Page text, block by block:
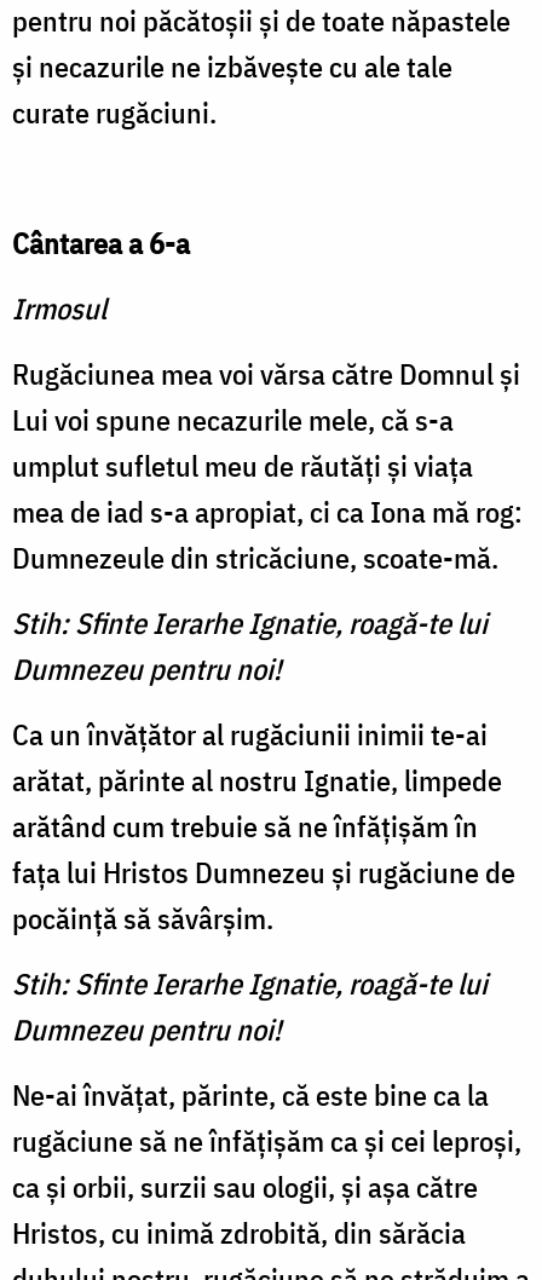
pentru noi păcătoșii și de toate năpastele
și necazurile ne izbăvește cu ale tale
curate rugăciuni.
Cântarea a 6-a
Irmosul
Rugăciunea mea voi vărsa către Domnul și
Lui voi spune necazurile mele, că s-a
umplut sufletul meu de răutăți și viața
mea de iad s-a apropiat, ci ca Iona mă rog:
Dumnezeule din stricăciune, scoate-mă.
Stih: Sfinte Ierarhe Ignatie, roagă-te lui
Dumnezeu pentru noi!
Ca un învățător al rugăciunii inimii te-ai
arătat, părinte al nostru Ignatie, limpede
arătând cum trebuie să ne înfățișăm în
fața lui Hristos Dumnezeu și rugăciune de
pocăință să săvârșim.
Stih: Sfinte Ierarhe Ignatie, roagă-te lui
Dumnezeu pentru noi!
Ne-ai învățat, părinte, că este bine ca la
rugăciune să ne înfățișăm ca și cei leproși,
ca și orbii, surzii sau ologii, și așa către
Hristos, cu inimă zdrobită, din sărăcia